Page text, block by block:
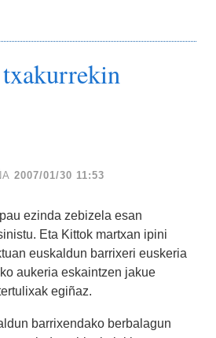
2007/01/30 11:53
ezinda zebizela esan
Eta Kittok martxan ipini
euskaldun barrixeri euskeria
aukeria eskaintzen jakue
egiñaz.
barrixendako berbalagun